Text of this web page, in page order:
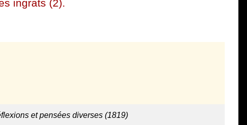
ingrats (2).
et pensées diverses (1819)